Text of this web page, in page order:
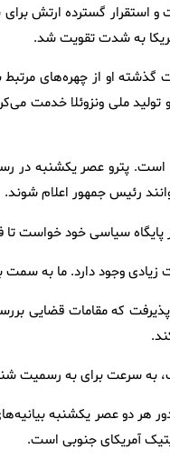
و استقرار گسترده ارتش
به شدت تقویت شد.
گذشته او از چهره‌های
ملی ونزوئلا خدمت
پترو عصر یکشنبه در
رئیس جمهور اعلام شوند.
سیاسی خود خواست تا
وجود دارد. ما به سمت
که مقامات قضایی
به سرعت برای به رسمیت
هر دو عصر یکشنبه
آمریکای جنوبی است.